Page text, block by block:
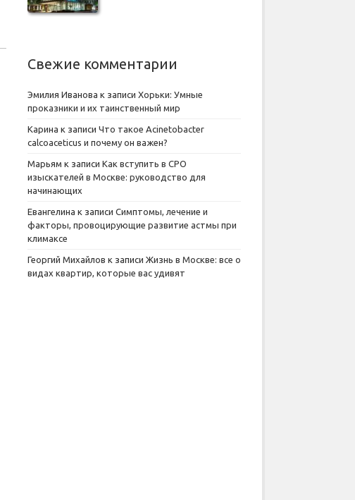
Свежие комментарии
Эмилия Иванова к записи Хорьки: Умные
проказники и их таинственный мир
Карина к записи Что такое Acinetobacter
calcoaceticus и почему он важен?
Марьям к записи Как вступить в СРО
изыскателей в Москве: руководство для
начинающих
Евангелина к записи Симптомы, лечение и
факторы, провоцирующие развитие астмы при
климаксе
Георгий Михайлов к записи Жизнь в Москве: все о
видах квартир, которые вас удивят